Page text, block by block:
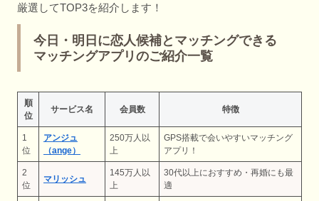
厳選してTOP3を紹介します！
今日・明日に恋人候補とマッチングできる
マッチングアプリのご紹介一覧
順
位
サービス名 会員数 特徴
1
位
アンジュ
（ange）
250万人以
上
GPS搭載で会いやすいマッチング
アプリ！
2
位
マリッシュ
145万人以
上
30代以上におすすめ・再婚にも最
適